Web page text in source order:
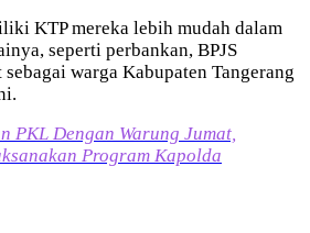
KTP mereka lebih mudah dalam
seperti perbankan, BPJS
warga Kabupaten Tangerang
PKL Dengan Warung Jumat,
Program Kapolda